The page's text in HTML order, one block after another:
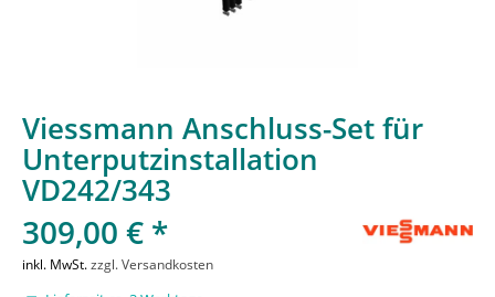
Viessmann Anschluss-Set für
Unterputzinstallation
VD242/343
309,00 € *
inkl. MwSt.zzgl. Versandkosten